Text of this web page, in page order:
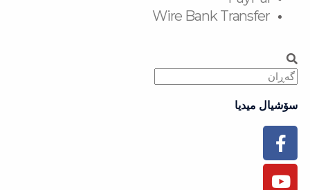
Wire Bank Transfer
Search
Search
سۆشیال میدیا
Facebook-
f
Youtube
Instagram
Flickr
Tiktok